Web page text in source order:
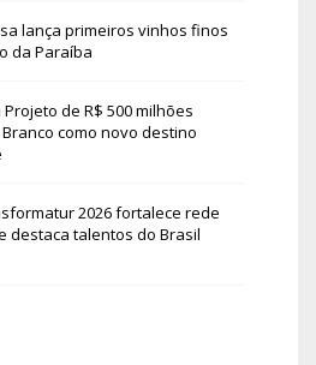
lança primeiros vinhos finos
da Paraíba
Projeto de R$ 500 milhões
como novo destino
2026 fortalece rede
destaca talentos do Brasil